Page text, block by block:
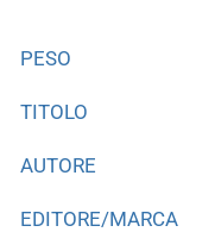
PESO
TITOLO
AUTORE
EDITORE/MARCA